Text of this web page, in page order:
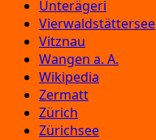
Unterägeri
Vierwaldstättersee
Vitznau
Wangen a. A.
Wikipedia
Zermatt
Zürich
Zürichsee